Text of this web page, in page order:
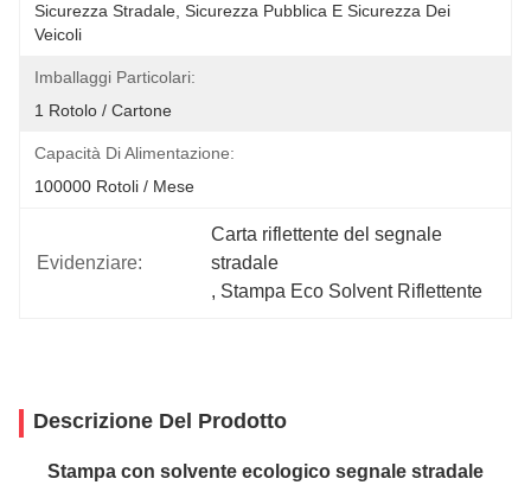
Sicurezza Stradale, Sicurezza Pubblica E Sicurezza Dei
Veicoli
Imballaggi Particolari:
1 Rotolo / Cartone
Capacità Di Alimentazione:
100000 Rotoli / Mese
Evidenziare:
Carta riflettente del segnale
stradale
, Stampa Eco Solvent Riflettente
Descrizione Del Prodotto
Stampa con solvente ecologico segnale stradale